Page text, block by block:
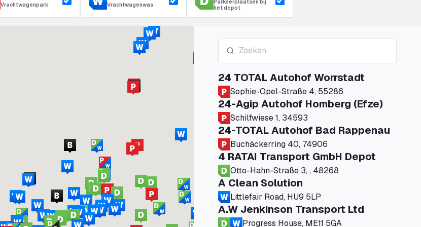
Vrachtwagenpark Vrachtwagenwas
Parkeerplaatsen bij
het depot
24 TOTAL Autohof Worrstadt
Sophie-Opel-Straße 4, 55286
24-Agip Autohof Homberg (Efze)
Schilfwiese 1, 34593
24-TOTAL Autohof Bad Rappenau
Buchäckerring 40, 74906
4 RATAI Transport GmbH Depot
Otto-Hahn-Straße 3, , 48268
A Clean Solution
Littlefair Road, HU9 5LP
A.W Jenkinson Transport Ltd
Progress House, ME11 5GA